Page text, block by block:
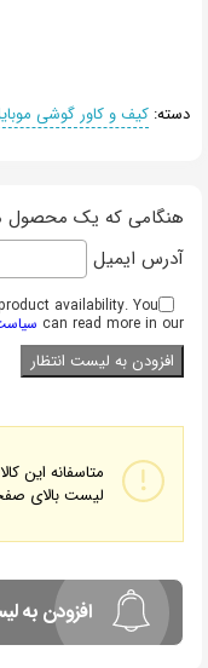
دسته: کیف و کاور گوشی
هنگامی که یک محصول
آدرس ایمیل
availability. You
can read more in our
متاسفانه این
لیست بالای
افزودن به